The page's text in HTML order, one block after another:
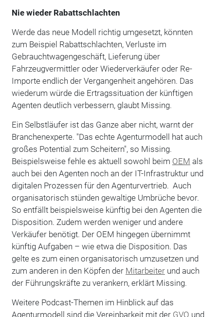
Nie wieder Rabattschlachten
Werde das neue Modell richtig umgesetzt, könnten
zum Beispiel Rabattschlachten, Verluste im
Gebrauchtwagengeschäft, Lieferung über
Fahrzeugvermittler oder Wiederverkäufer oder Re-
Importe endlich der Vergangenheit angehören. Das
wiederum würde die Ertragssituation der künftigen
Agenten deutlich verbessern, glaubt Missing.
Ein Selbstläufer ist das Ganze aber nicht, warnt der
Branchenexperte. "Das echte Agenturmodell hat auch
großes Potential zum Scheitern", so Missing.
Beispielsweise fehle es aktuell sowohl beim OEM als
auch bei den Agenten noch an der IT-Infrastruktur und
digitalen Prozessen für den Agenturvertrieb. Auch
organisatorisch stünden gewaltige Umbrüche bevor.
So entfällt beispielsweise künftig bei den Agenten die
Disposition. Zudem werden weniger und andere
Verkäufer benötigt. Der OEM hingegen übernimmt
künftig Aufgaben – wie etwa die Disposition. Das
gelte es zum einen organisatorisch umzusetzen und
zum anderen in den Köpfen der Mitarbeiterund auch
der Führungskräfte zu verankern, erklärt Missing.
Weitere Podcast-Themen im Hinblick auf das
Agenturmodell sind die Vereinbarkeit mit der GVO und